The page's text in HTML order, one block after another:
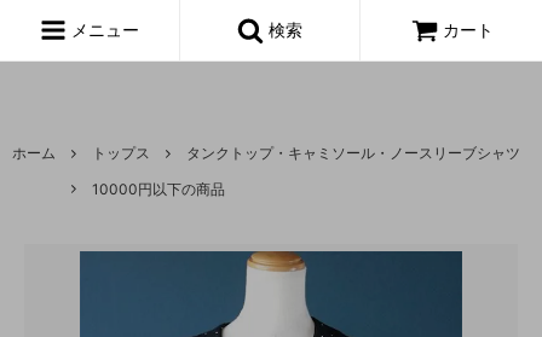
着,made in usa,アメーバ,
メニュー 検索 カート
ホーム トップス
タンクトップ・キャミソール・ノースリーブシャツ
10000円以下の商品